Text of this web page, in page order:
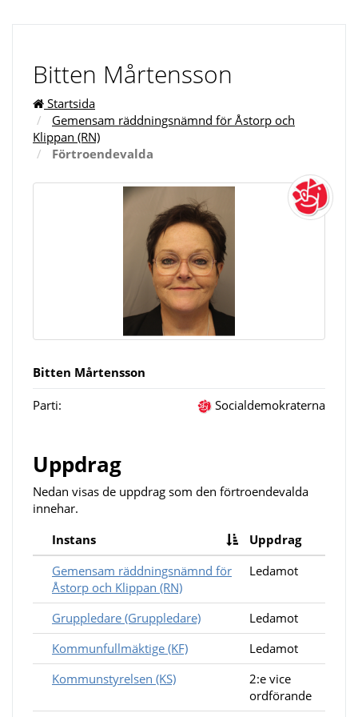
Bitten Mårtensson
Startsida
Gemensam räddningsnämnd för Åstorp och
Klippan (RN)
Förtroendevalda
Bitten Mårtensson
Socialdemokraterna
Parti:
Uppdrag
Nedan visas de uppdrag som den förtroendevalda
innehar.
Instans
Uppdrag
Gemensam räddningsnämnd för
Åstorp och Klippan (RN)
Ledamot
Gruppledare (Gruppledare)
Ledamot
Kommunfullmäktige (KF)
Ledamot
Kommunstyrelsen (KS)
2:e vice
ordförande